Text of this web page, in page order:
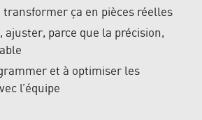
transformer ça en pièces réelles
ajuster, parce que la précision,
et à optimiser les
l’équipe